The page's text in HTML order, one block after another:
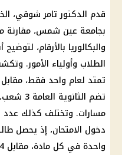
قدم الدكتور تامر شوقي،
بجامعة عين شمس، مقارنة
والبكالوريا بالأرقام،
الطلاب وأولياء الأمور.
تمتد لعام واحد فقط، مقابل
مسارات. وتختلف كذلك عدد
دخول الامتحان، إذ يحصل
واحدة في كل مادة، مقابل 4 فرص في البكالوريا.